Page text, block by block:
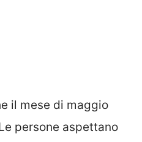
il mese di maggio
persone aspettano